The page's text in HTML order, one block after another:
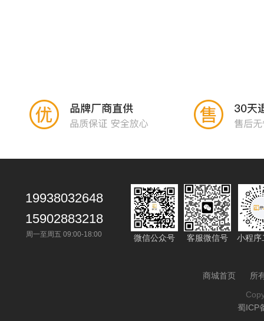
19938032648
15902883218
周一至周五 09:00-18:00 微信公众号 客服微信号 小程序
商城首页
所
蜀ICP